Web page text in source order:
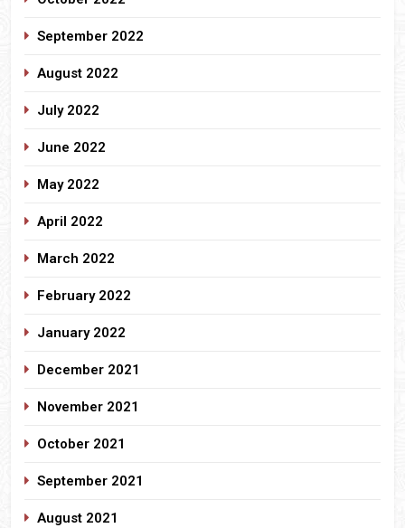
September 2022
August 2022
July 2022
June 2022
May 2022
April 2022
March 2022
February 2022
January 2022
December 2021
November 2021
October 2021
September 2021
August 2021